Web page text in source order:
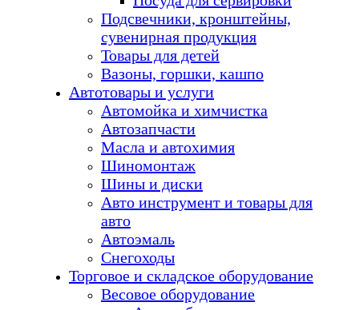
Подсвечники, кронштейны,
сувенирная продукция
Товары для детей
Вазоны, горшки, кашпо
Автотовары и услуги
Автомойка и химчистка
Автозапчасти
Масла и автохимия
Шиномонтаж
Шины и диски
Авто инструмент и товары для
авто
Автоэмаль
Снегоходы
Торговое и складское оборудование
Весовое оборудование